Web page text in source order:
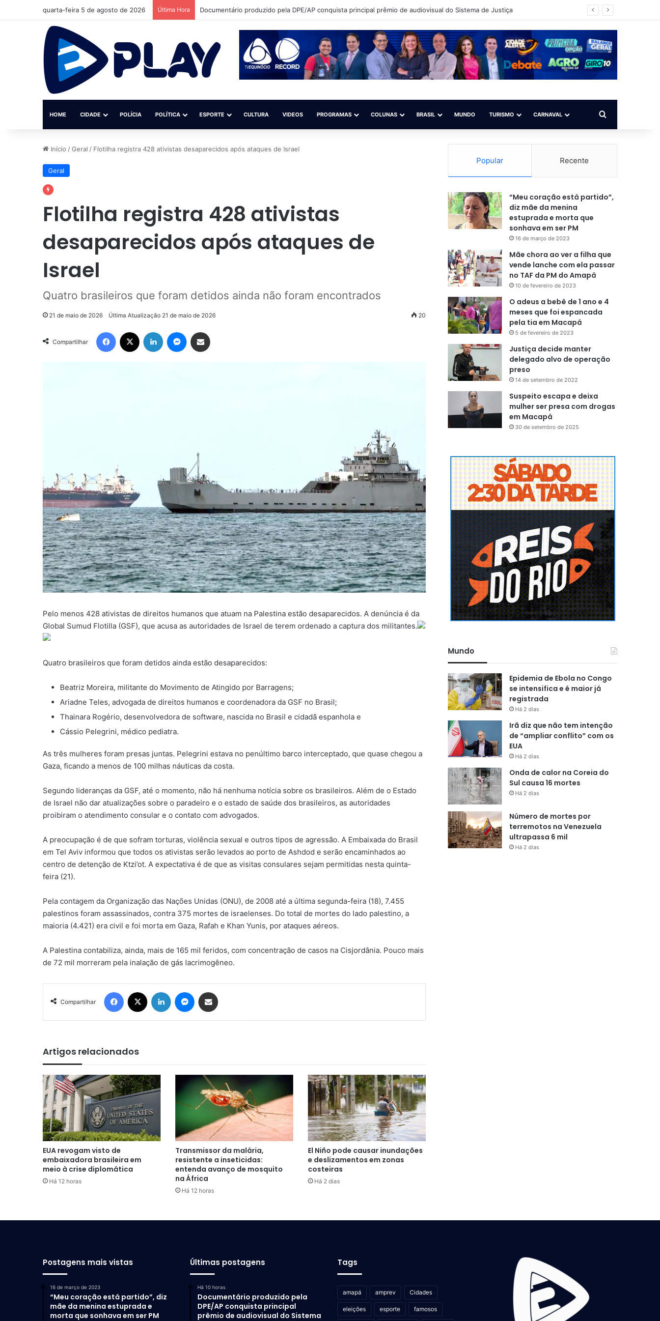
quarta-feira 5 de agosto de 2026 Última Hora Documentário produzido pela DPE/AP conquista principal prêmio de audiovisual do Sistema de Justiça
HOME CIDADE POLÍCIA POLÍTICA ESPORTE CULTURA VIDEOS PROGRAMAS COLUNAS BRASIL MUNDO TURISMO CARNAVAL Procurar por
Início /Geral / Flotilha registra 428 ativistas desaparecidos após ataques de Israel
Geral
Flotilha registra 428 ativistas
desaparecidos após ataques de
Israel
Quatro brasileiros que foram detidos ainda não foram encontrados
21 de maio de 2026 Última Atualização 21 de maio de 2026 20
Compartilhar
Facebook Linkedin Messenger
Pelo menos 428 ativistas de direitos humanos que atuam na Palestina estão desaparecidos. A denúncia é da
Global Sumud Flotilla (GSF), que acusa as autoridades de Israel de terem ordenado a captura dos militantes.
Quatro brasileiros que foram detidos ainda estão desaparecidos:
Beatriz Moreira, militante do Movimento de Atingido por Barragens;
Ariadne Teles, advogada de direitos humanos e coordenadora da GSF no Brasil;
Thainara Rogério, desenvolvedora de software, nascida no Brasil e cidadã espanhola e
Cássio Pelegrini, médico pediatra.
As três mulheres foram presas juntas. Pelegrini estava no penúltimo barco interceptado, que quase chegou a
Gaza, ficando a menos de 100 milhas náuticas da costa.
Segundo lideranças da GSF, até o momento, não há nenhuma notícia sobre os brasileiros. Além de o Estado
de Israel não dar atualizações sobre o paradeiro e o estado de saúde dos brasileiros, as autoridades
proibiram o atendimento consular e o contato com advogados.
A preocupação é de que sofram torturas, violência sexual e outros tipos de agressão. A Embaixada do Brasil
em Tel Aviv informou que todos os ativistas serão levados ao porto de Ashdod e serão encaminhados ao
centro de detenção de Ktzi’ot. A expectativa é de que as visitas consulares sejam permitidas nesta quinta-
feira (21).
Pela contagem da Organização das Nações Unidas (ONU), de 2008 até a última segunda-feira (18), 7.455
palestinos foram assassinados, contra 375 mortes de israelenses. Do total de mortes do lado palestino, a
maioria (4.421) era civil e foi morta em Gaza, Rafah e Khan Yunis, por ataques aéreos.
A Palestina contabiliza, ainda, mais de 165 mil feridos, com concentração de casos na Cisjordânia. Pouco mais
de 72 mil morreram pela inalação de gás lacrimogêneo.
Compartilhar
Facebook Linkedin Messenger
Artigos relacionados
EUA revogam visto de
embaixadora brasileira em
meio à crise diplomática
Há 12 horas
Transmissor da malária,
resistente a inseticidas:
entenda avanço de mosquito
na África
Há 12 horas
El Niño pode causar inundações
e deslizamentos em zonas
costeiras
Há 2 dias
Popular Recente
“Meu coração está partido”,
diz mãe da menina
estuprada e morta que
sonhava em ser PM
16 de março de 2023
Mãe chora ao ver a filha que
vende lanche com ela passar
no TAF da PM do Amapá
10 de fevereiro de 2023
O adeus a bebê de 1 ano e 4
meses que foi espancada
pela tia em Macapá
5 de fevereiro de 2023
Justiça decide manter
delegado alvo de operação
preso
14 de setembro de 2022
Suspeito escapa e deixa
mulher ser presa com drogas
em Macapá
30 de setembro de 2025
Mundo
Epidemia de Ebola no Congo
se intensifica e é maior já
registrada
Há 2 dias
Irã diz que não tem intenção
de “ampliar conflito” com os
EUA
Há 2 dias
Onda de calor na Coreia do
Sul causa 16 mortes
Há 2 dias
Número de mortes por
terremotos na Venezuela
ultrapassa 6 mil
Há 2 dias
Postagens mais vistas
16 de março de 2023
“Meu coração está partido”, diz
mãe da menina estuprada e
morta que sonhava em ser PM
Últimas postagens
Há 10 horas
Documentário produzido pela
DPE/AP conquista principal
prêmio de audiovisual do Sistema
Tags
amapá amprev Cidades
eleições esporte famosos